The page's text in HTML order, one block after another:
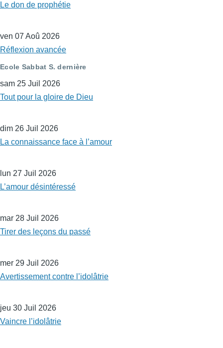
Le don de prophétie
ven 07 Aoû 2026
Réflexion avancée
Ecole Sabbat S. dernière
sam 25 Juil 2026
Tout pour la gloire de Dieu
dim 26 Juil 2026
La connaissance face à l’amour
lun 27 Juil 2026
L’amour désintéressé
mar 28 Juil 2026
Tirer des leçons du passé
mer 29 Juil 2026
Avertissement contre l’idolâtrie
jeu 30 Juil 2026
Vaincre l’idolâtrie